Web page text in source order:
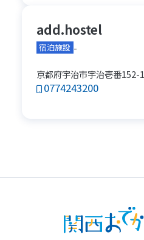
add.hostel
宿泊施設 -
京都府宇治市宇治壱番152-1
0774243200